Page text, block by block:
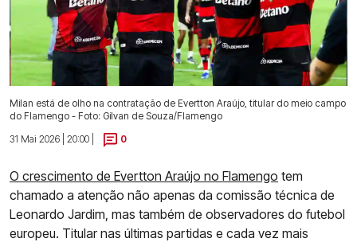
Milan está de olho na contratação de Evertton Araújo, titular do meio campo
do Flamengo - Foto: Gilvan de Souza/Flamengo
31 Mai 2026 | 20:00 |
0
O crescimento de Evertton Araújo no Flamengo tem
chamado a atenção não apenas da comissão técnica de
Leonardo Jardim, mas também de observadores do futebol
europeu. Titular nas últimas partidas e cada vez mais